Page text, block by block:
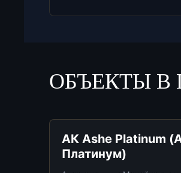
ОБЪЕКТЫ В
АК Ashe Platinum
Платинум)